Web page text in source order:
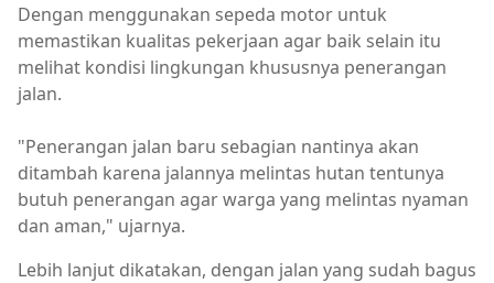
Dengan menggunakan sepeda motor untuk
memastikan kualitas pekerjaan agar baik selain itu
melihat kondisi lingkungan khususnya penerangan
jalan.
"Penerangan jalan baru sebagian nantinya akan
ditambah karena jalannya melintas hutan tentunya
butuh penerangan agar warga yang melintas nyaman
dan aman," ujarnya.
Lebih lanjut dikatakan, dengan jalan yang sudah bagus